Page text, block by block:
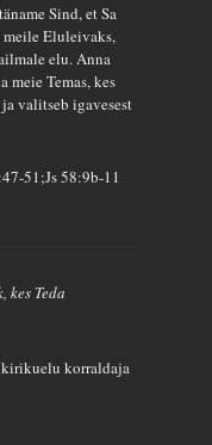
Sind, et Sa
meile Eluleivaks,
elu. Anna
meie Temas, kes
valitseb igavesest
51;Js 58:9b-11
kes Teda
korraldaja